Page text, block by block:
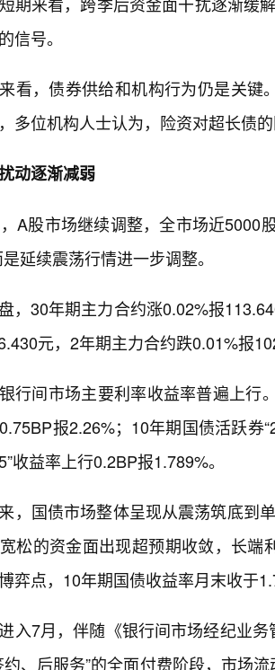
信号。
看，债券供给和机构行为仍是关
多位机构人士认为，险资对超长债
动逐渐减弱
A股市场继续调整，全市场近5000
延续震荡行情进一步调整。
，30年期主力合约涨0.02%报
元，2年期主力合约跌0.01%报
行间市场主要利率收益率普遍上行
报2.26%；10年期国债活跃券
收益率上行0.2BP报1.789%。
，国债市场整体呈现从震荡筑底到
松的资金面出现超预期收敛，长
弈点，10年期国债收益率月末收于
入7月，伴随《银行间市场经纪业
约、后服务”的全面付费阶段，市场